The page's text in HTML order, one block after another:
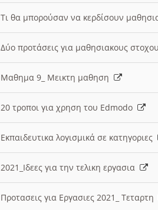
Τι θα μπορούσαν να κερδίσουν
Δύο προτάσεις για μαθησιακους
Μαθημα 9_ Μεικτη μαθηση
20 τροποι για χρηση του Edmodo
Εκπαιδευτικα λογισμικά σε κατηγοριες
2021_Ιδεες για την τελικη εργασια
Προτασεις για Εργασιες 2021_